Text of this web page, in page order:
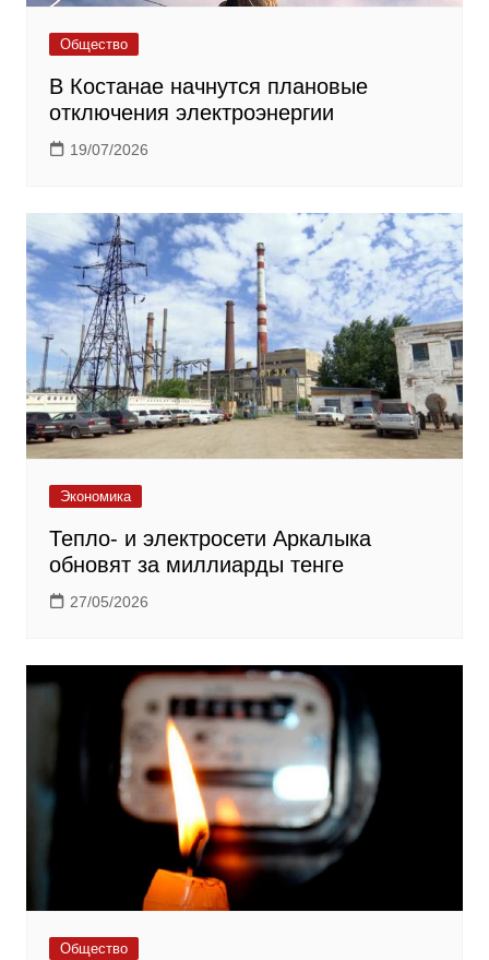
Общество
В Костанае начнутся плановые
отключения электроэнергии
19/07/2026
Экономика
Тепло- и электросети Аркалыка
обновят за миллиарды тенге
27/05/2026
Общество